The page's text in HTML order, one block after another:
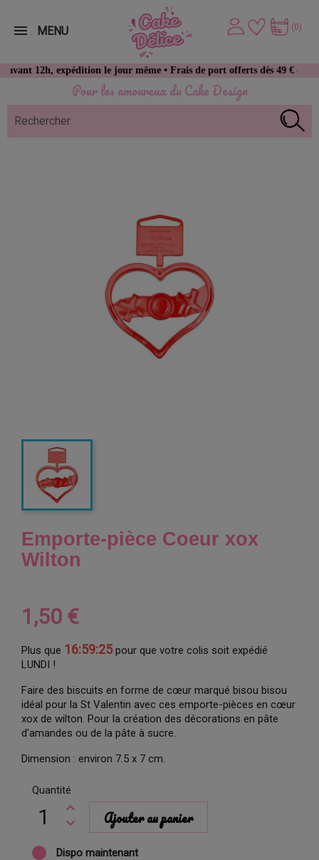
Pour les amoureux du Cake Design
12h, expédition le jour même • Frais de port offerts dès 49 € d’achat
(0)
MENU
Emporte-pièce Coeur xox
Wilton
1,50 €
Plus que 16:59:25pour que votre colis soit expédié
LUNDI !
Faire des biscuits en forme de cœur marqué bisou bisou
idéal pour la St Valentin avec ces emporte-pièces en cœur
xox de wilton. Pour la création des décorations en pâte
d'amandes ou de la pâte à sucre.
Dimension : environ 7.5 x 7 cm.
Quantité
Ajouter au panier
Dispo maintenant